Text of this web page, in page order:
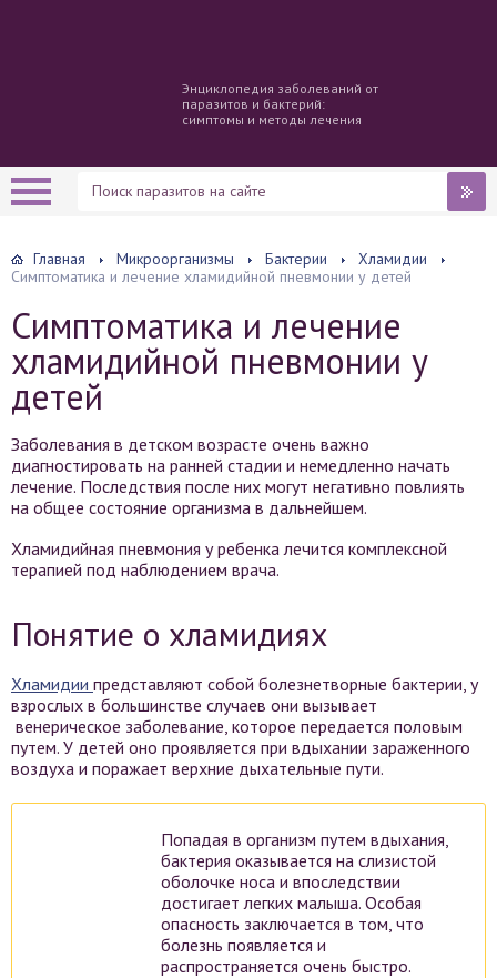
Энциклопедия заболеваний от
паразитов и бактерий:
симптомы и методы лечения
Главная Микроорганизмы Бактерии
Хламидии
Симптоматика и лечение хламидийной пневмонии у детей
Симптоматика и лечение
хламидийной пневмонии у
детей
Заболевания в детском возрасте очень важно
диагностировать на ранней стадии и немедленно начать
лечение. Последствия после них могут негативно повлиять
на общее состояние организма в дальнейшем.
Хламидийная пневмония у ребенка лечится комплексной
терапией под наблюдением врача.
Понятие о хламидиях
Хламидии представляют собой болезнетворные бактерии, у
взрослых в большинстве случаев они вызывает
венерическое заболевание, которое передается половым
путем. У детей оно проявляется при вдыхании зараженного
воздуха и поражает верхние дыхательные пути.
Попадая в организм путем вдыхания,
бактерия оказывается на слизистой
оболочке носа и впоследствии
достигает легких малыша. Особая
опасность заключается в том, что
болезнь появляется и
распространяется очень быстро.